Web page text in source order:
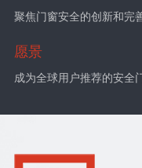
聚焦门窗安全的创新和完
愿景
成为全球用户推荐的安全